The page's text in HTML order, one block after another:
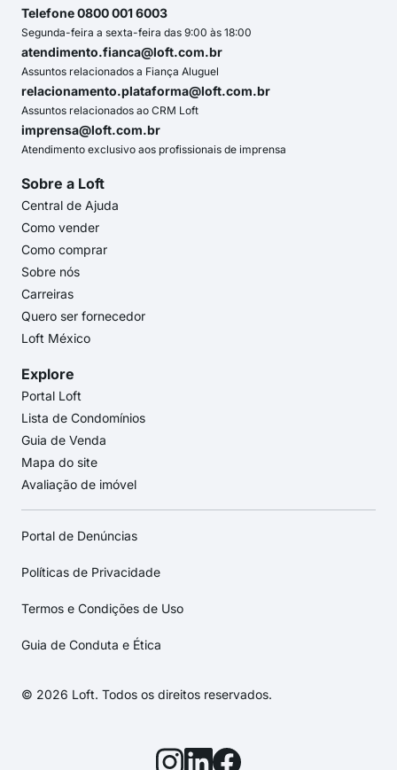
Telefone 0800 001 6003
Segunda-feira a sexta-feira das 9:00 às 18:00
atendimento.fianca@loft.com.br
Assuntos relacionados a Fiança Aluguel
relacionamento.plataforma@loft.com.br
Assuntos relacionados ao CRM Loft
imprensa@loft.com.br
Atendimento exclusivo aos profissionais de imprensa
Sobre a Loft
Central de Ajuda
Como vender
Como comprar
Sobre nós
Carreiras
Quero ser fornecedor
Loft México
Explore
Portal Loft
Lista de Condomínios
Guia de Venda
Mapa do site
Avaliação de imóvel
Portal de Denúncias
Políticas de Privacidade
Termos e Condições de Uso
Guia de Conduta e Ética
© 2026 Loft. Todos os direitos reservados.